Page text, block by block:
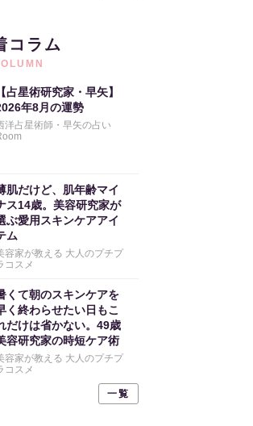
コラム
【占星術研究家・早矢】
年8月の運勢
洋占星術師・早矢の占い
肌だけど、肌年齢マイ
ス14歳。美容研究家が
ぶ愛用スキンケアアイ
ム
容家が教える 大人のプチプ
コスメ
くて朝のスキンケアを
く終わらせたい日もこ
だけは省かない。49歳
容研究家の時短ケア術
容家が教える 大人のプチプ
コスメ
一覧